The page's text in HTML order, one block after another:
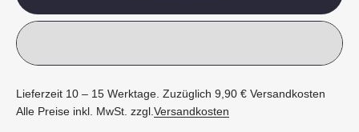
Lieferzeit 10 – 15 Werktage. Zuzüglich 9,90 € Versandkosten
Alle Preise inkl. MwSt. zzgl. Versandkosten